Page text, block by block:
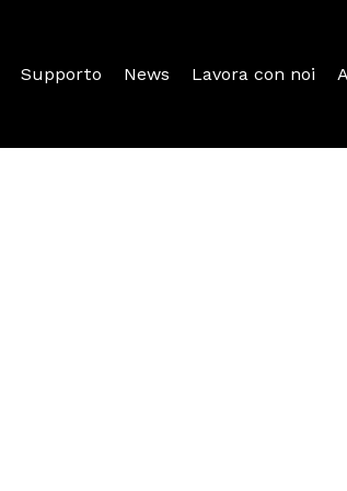
Supporto News Lavora con noi